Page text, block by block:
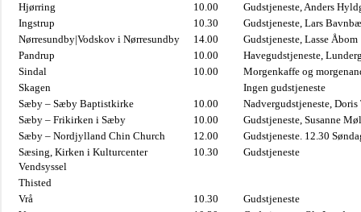
Hjørring
10.00
Gudstjeneste, Anders
Ingstrup
10.30
Gudstjeneste, Lars
Nørresundby|Vodskov i Nørresundby
14.00
Gudstjeneste, Lasse Åbom
Pandrup
10.00
Havegudstjeneste,
Sindal
10.00
Morgenkaffe og
Skagen
Ingen gudstjeneste
Sæby – Sæby Baptistkirke
10.00
Nadvergudstjeneste,
Sæby – Frikirken i Sæby
10.00
Gudstjeneste, Susanne
Sæby – Nordjylland Chin Church
12.00
Gudstjeneste. 12.30
Sæsing, Kirken i Kulturcenter
Vendsyssel
10.30 Gudstjeneste
Thisted
Vrå
10.30
Gudstjeneste